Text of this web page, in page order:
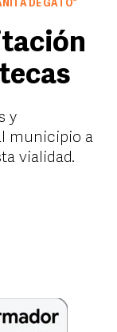
DE GATO”
y
municipio a
vialidad.